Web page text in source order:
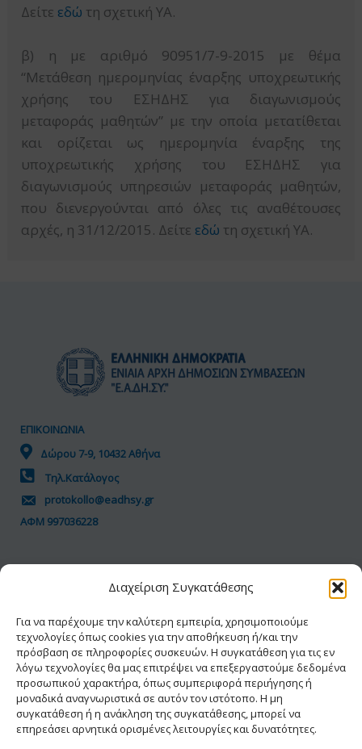
Διαχείριση Συγκατάθεσης
Για να παρέχουμε την καλύτερη εμπειρία, χρησιμοποιούμε
τεχνολογίες όπως cookies για την αποθήκευση ή/και την
πρόσβαση σε πληροφορίες συσκευών. Η συγκατάθεση για τις εν
λόγω τεχνολογίες θα μας επιτρέψει να επεξεργαστούμε δεδομένα
προσωπικού χαρακτήρα, όπως συμπεριφορά περιήγησης ή
μοναδικά αναγνωριστικά σε αυτόν τον ιστότοπο. Η μη
συγκατάθεση ή η ανάκληση της συγκατάθεσης, μπορεί να
επηρεάσει αρνητικά ορισμένες λειτουργίες και δυνατότητες.
Δείτε εδώ τη σχετική ΥΑ.
β) η με αριθμό 90951/7-9-2015 με θέμα
“Μετάθεση ημερομηνίας έναρξης υποχρεωτικής
χρήσης του ΕΣΗΔΗΣ για διαγωνισμούς
μεταφοράς μαθητών” με την οποία μετατίθεται
και ορίζεται ως ημερομηνία έναρξης της
υποχρεωτικής χρήσης του ΕΣΗΔΗΣ για
διαγωνισμούς υπηρεσιών μεταφοράς μαθητών,
που διενεργούνται από όλες τις αναθέτουσες
αρχές, η 31/12/2015. Δείτε εδώ τη σχετική ΥΑ.
ΕΠΙΚΟΙΝΩΝΙΑ
Δώρου 7-9, 10432 Αθήνα
Τηλ.Κατάλογος
protokollo@eadhsy.gr
ΑΦΜ 997036228
Προσωπικά Δεδομένα
Πολιτική Cookies
Δήλωση Προσβασιμότητας